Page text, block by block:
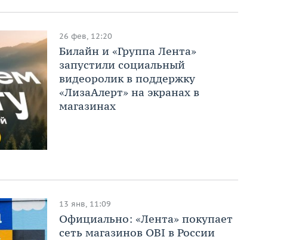
26 фев, 12:20
Билайн и «Группа Лента»
запустили социальный
видеоролик в поддержку
«ЛизаАлерт» на экранах в
магазинах
13 янв, 11:09
Официально: «Лента» покупает
сеть магазинов OBI в России